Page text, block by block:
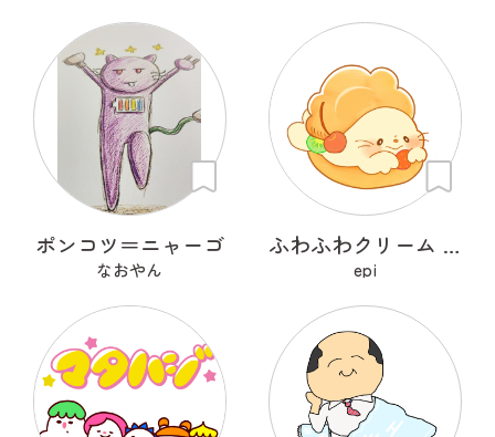
ポンコツ＝ニャーゴ
なおやん
ふわふわクリーム あざらシュー
epi